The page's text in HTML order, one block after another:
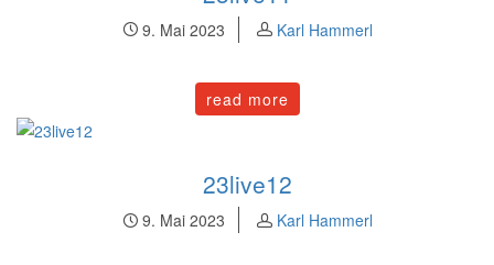
9. Mai 2023 Karl Hammerl
read more
23live12
9. Mai 2023 Karl Hammerl